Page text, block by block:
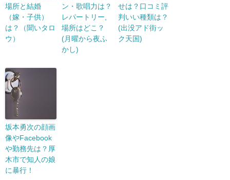
場所と結婚
（嫁・子供）
は？（聞いタロ
ウ）
ン・歌唱力は？
レパートリー,
場所はどこ？
(月曜から夜ふ
かし)
せは？口コミ評
判いい種類は？
(出没アド街ッ
ク天国)
坂本勇次の顔画
像やFacebook
や勤務先は？厚
木市で知人の娘
に暴行！